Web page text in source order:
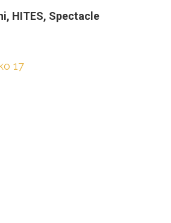
HITES, Spectacle